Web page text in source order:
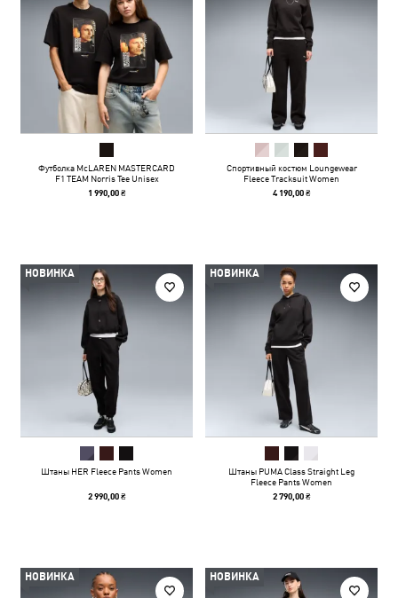
Футболка McLAREN MASTERCARD
F1 TEAM Norris Tee Unisex
1 990,00 ₴
Спортивный костюм Loungewear
Fleece Tracksuit Women
4 190,00 ₴
НОВИНКА
Штаны HER Fleece Pants Women
2 990,00 ₴
НОВИНКА
Штаны PUMA Class Straight Leg
Fleece Pants Women
2 790,00 ₴
НОВИНКА НОВИНКА